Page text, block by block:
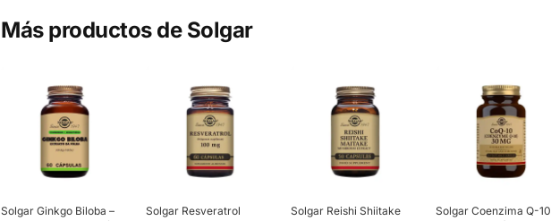
Más productos de Solgar
Solgar Ginkgo Biloba –
Solgar Resveratrol
Solgar Reishi Shiitake
Solgar Coenzima Q-10